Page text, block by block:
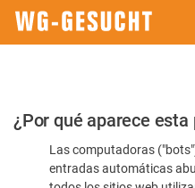
Por
favor,
confirme
¿Por qué aparece esta
Las computadoras
entradas automáticas